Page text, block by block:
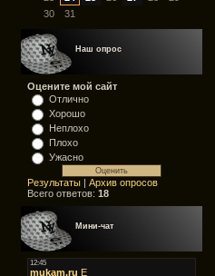
30
31
Наш опрос
Оцените мой сайт
Отлично
Хорошо
Неплохо
Плохо
Ужасно
Результаты | Архив опросов
Всего ответов: 18
Мини-чат